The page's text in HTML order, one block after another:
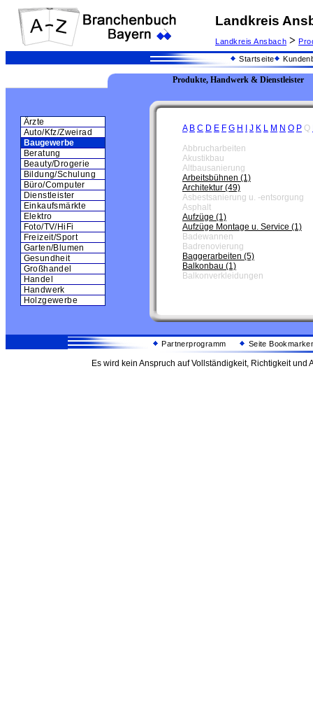
Landkreis
Landkreis Ansbach >
Startseite
Produkte, Handwerk & Dienstleister
Ärzte
Auto/Kfz/Zweirad
Baugewerbe
Beratung
Beauty/Drogerie
Bildung/Schulung
Büro/Computer
Dienstleister
Einkaufsmärkte
Elektro
Foto/TV/HiFi
Freizeit/Sport
Garten/Blumen
Gesundheit
Großhandel
Handel
Handwerk
Holzgewerbe
A B C D E F G H J K L M N O P Q
Abbrucharbeiten
Akustikbau
Altbausanierung
Arbeitsbühnen (1)
Architektur (49)
Asbestsanierung u. -entsorgung
Asphalt
Aufzüge (1)
Aufzüge Montage u. Service (1)
Badewannen
Badrenovierung
Baggerarbeiten (5)
Balkonbau (1)
Balkonverkleidungen
Partnerprogramm Seite
Es wird kein Anspruch auf Vollständigkeit, Richtigkeit